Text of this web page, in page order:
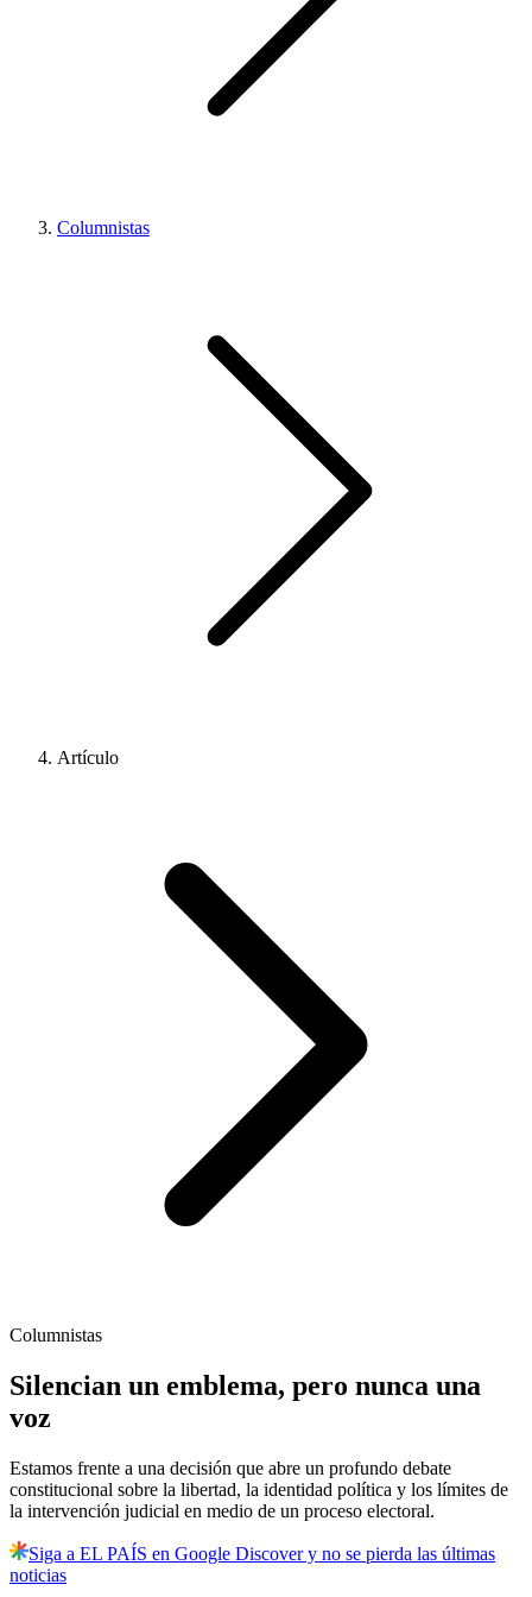
Columnistas
Artículo
Columnistas
Silencian un emblema, pero nunca una
voz
Estamos frente a una decisión que abre un profundo debate
constitucional sobre la libertad, la identidad política y los límites de
la intervención judicial en medio de un proceso electoral.
Siga a EL PAÍS en Google Discover y no se pierda las últimas
noticias